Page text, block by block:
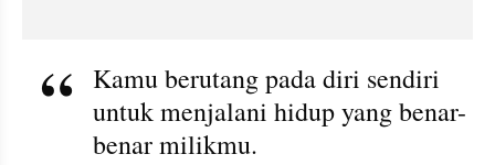
Kamu berutang pada diri sendiri
untuk menjalani hidup yang benar-
benar milikmu.